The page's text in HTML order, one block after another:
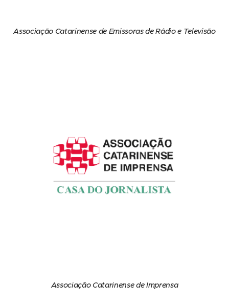
Associação Catarinense de Emissoras de Rádio e Televisão
Associação Catarinense de Imprensa